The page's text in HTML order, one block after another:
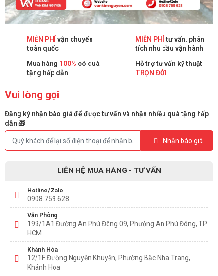
MIỄN PHÍ vận chuyển
toàn quốc
MIỄN PHÍ tư vấn, phân
tích nhu cầu vận hành
Mua hàng 100% có quà
tặng hấp dẫn
Hỗ trợ tư vấn kỹ thuật
TRỌN ĐỜI
Vui lòng gọi
Đăng ký nhận báo giá để được tư vấn và nhận nhiều quà tặng hấp
dẫn 🎁
Nhận báo giá
LIÊN HỆ MUA HÀNG - TƯ VẤN
Hotline/Zalo
0908.759.628
Văn Phòng
199/1A1 Đường An Phú Đông 09, Phường An Phú Đông, TP.
HCM
Khánh Hòa
12/1F Đường Nguyễn Khuyến, Phường Bắc Nha Trang,
Khánh Hòa